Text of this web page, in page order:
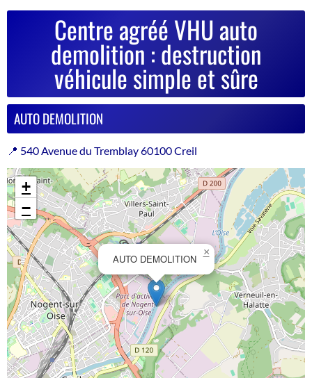
Centre agréé VHU auto
demolition : destruction
véhicule simple et sûre
AUTO DEMOLITION
📍 540 Avenue du Tremblay 60100 Creil
AUTO DEMOLITION
×
+
−